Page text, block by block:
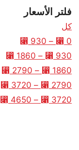
فلتر الأسعار
كل
⃁ 0
–
⃁ 930
⃁ 930
–
⃁ 1860
⃁ 1860
–
⃁ 2790
⃁ 2790
–
⃁ 3720
⃁ 3720
–
⃁ 4650